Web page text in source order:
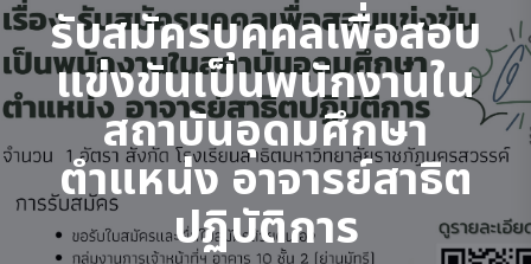
รับสมัครบุคคลเพื่อสอบ
แข่งขันเป็นพนักงานใน
สถาบันอุดมศึกษา
ตำแหน่ง อาจารย์สาธิต
ปฏิบัติการ